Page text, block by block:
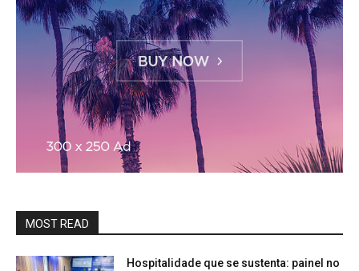
MOST READ
Hospitalidade que se sustenta: painel no